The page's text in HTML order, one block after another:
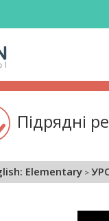
Підрядні
Elementary